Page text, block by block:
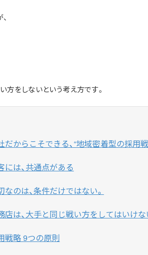
方をしないという考え方です。
だからこそできる、“地域密着型の採用
には、共通点がある
のは、条件だけではない。
店は、大手と同じ戦い方をしてはいけ
戦略 9つの原則